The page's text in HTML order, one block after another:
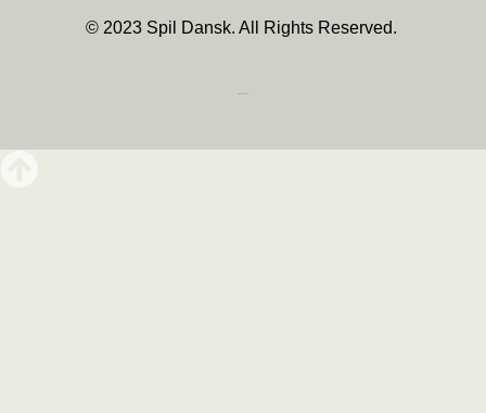
© 2023 Spil Dansk. All Rights Reserved.